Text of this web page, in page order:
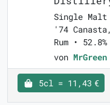
Single
'74
Rum •
von MrGreen
5cl = 11,43 €